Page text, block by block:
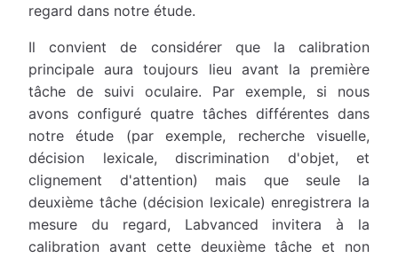
regard dans notre étude.
Il convient de considérer que la calibration
principale aura toujours lieu avant la première
tâche de suivi oculaire. Par exemple, si nous
avons configuré quatre tâches différentes dans
notre étude (par exemple, recherche visuelle,
décision lexicale, discrimination d'objet, et
clignement d'attention) mais que seule la
deuxième tâche (décision lexicale) enregistrera la
mesure du regard, Labvanced invitera à la
calibration avant cette deuxième tâche et non